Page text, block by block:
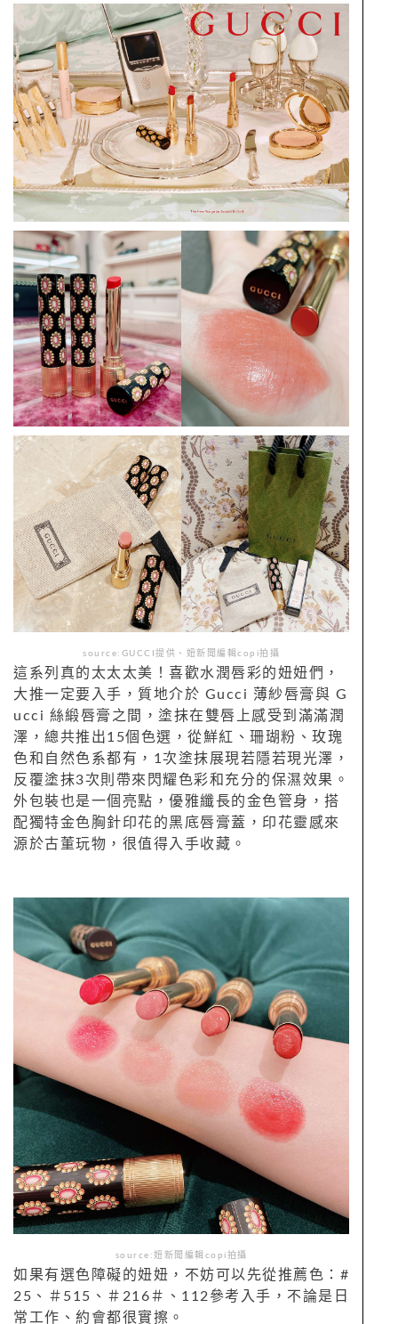
source:GUCCI提供、妞新聞編輯copi拍攝
這系列真的太太太美！喜歡水潤唇彩的妞妞們，
大推一定要入手，質地介於 Gucci 薄紗唇膏與 G
ucci 絲緞唇膏之間，塗抹在雙唇上感受到滿滿潤
澤，總共推出15個色選，從鮮紅、珊瑚粉、玫瑰
色和自然色系都有， 1 次塗抹展現若隱若現光澤，
反覆塗抹3次則帶來閃耀色彩和充分的保濕效果。
外包裝也是一個亮點，優雅纖長的金色管身，搭
配獨特金色胸針印花的黑底唇膏蓋，印花靈感來
源於古董玩物，很值得入手收藏。
source:妞新聞編輯copi拍攝
如果有選色障礙的妞妞，不妨可以先從推薦色：#
25、＃515、＃216＃、112參考入手，不論是日
常工作、約會都很實擦。